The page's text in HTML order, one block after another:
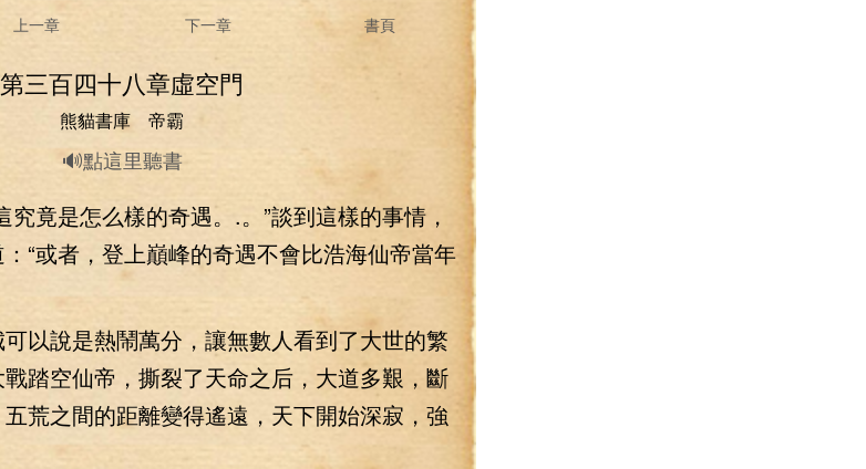
上一章 下一章 書頁
第三百四十八章虛空門
熊貓書庫 帝霸
🔊點這里聽書
是怎么樣的奇遇。.。”談到這樣的事情，
“或者，登上巔峰的奇遇不會比浩海仙帝當年
說是熱鬧萬分，讓無數人看到了大世的繁
踏空仙帝，撕裂了天命之后，大道多艱，斷
荒之間的距離變得遙遠，天下開始深寂，強